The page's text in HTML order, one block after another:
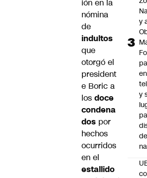
ión en la
nómina
de
indultos
que
otorgó el
president
e Boric a
los doce
condena
dos por
hechos
ocurridos
en el
estallido
y
en
y